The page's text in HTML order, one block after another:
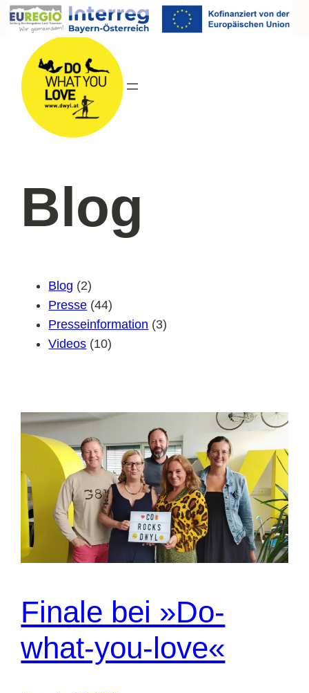
zum
Inhalt
wechseln
Blog
Blog (2)
Presse (44)
Presseinformation (3)
Videos (10)
Finale bei »Do-
what-you-love«